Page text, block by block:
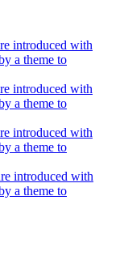
introduced with
a theme to
introduced with
a theme to
introduced with
a theme to
introduced with
a theme to